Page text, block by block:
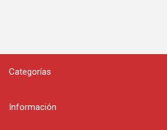
Categorías
Información